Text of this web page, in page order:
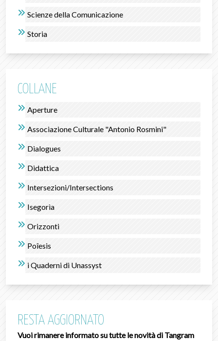
Scienze della Comunicazione
Storia
COLLANE
Aperture
Associazione Culturale "Antonio Rosmini"
Dialogues
Didattica
Intersezioni/Intersections
Isegorìa
Orizzonti
Poîesis
i Quaderni di Unassyst
RESTA AGGIORNATO
Vuoi rimanere informato su tutte le novità di Tangram